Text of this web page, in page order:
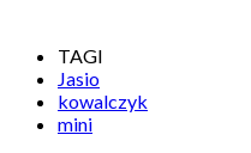
TAGI
Jasio
kowalczyk
mini